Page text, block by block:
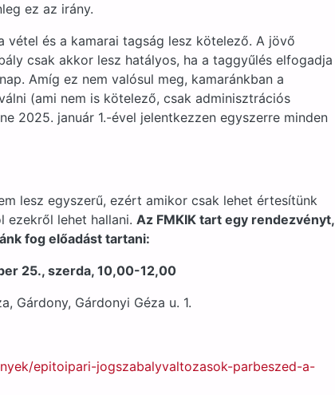
ez az irány.
és a kamarai tagság lesz kötelező. A jövő
csak akkor lesz hatályos, ha a taggyűlés elfogadja
Amíg ez nem valósul meg, kamaránkban a
(ami nem is kötelező, csak adminisztrációs
2025. január 1.-ével jelentkezzen egyszerre minden
lesz egyszerű, ezért amikor csak lehet értesítünk
ezekről lehet hallani. Az FMKIK tart egy rendezvényt,
fog előadást tartani:
25., szerda, 10,00-12,00
Gárdony, Gárdonyi Géza u. 1.
epitoipari-jogszabalyvaltozasok-parbeszed-a-